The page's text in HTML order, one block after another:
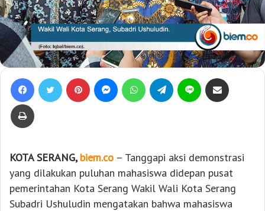
KOTA SERANG, biem.co – Tanggapi aksi demonstrasi
yang dilakukan puluhan mahasiswa didepan pusat
pemerintahan Kota Serang Wakil Wali Kota Serang
Subadri Ushuludin mengatakan bahwa mahasiswa